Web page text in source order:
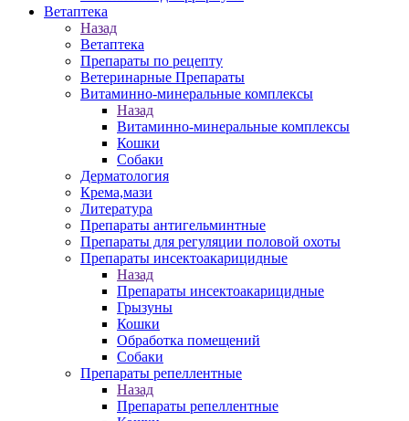
Ветаптека
Назад
Ветаптека
Препараты по рецепту
Ветеринарные Препараты
Витаминно-минеральные комплексы
Назад
Витаминно-минеральные комплексы
Кошки
Собаки
Дерматология
Крема,мази
Литература
Препараты антигельминтные
Препараты для регуляции половой охоты
Препараты инсектоакарицидные
Назад
Препараты инсектоакарицидные
Грызуны
Кошки
Обработка помещений
Собаки
Препараты репеллентные
Назад
Препараты репеллентные